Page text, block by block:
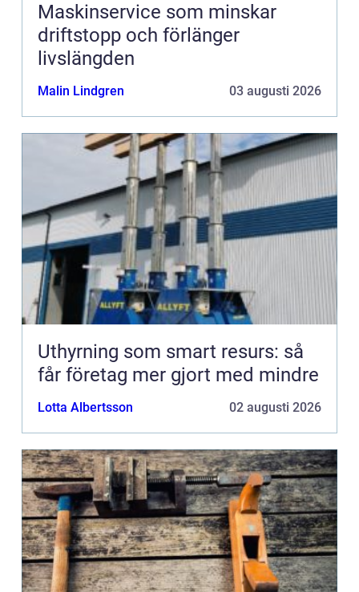
Maskinservice som minskar
driftstopp och förlänger
livslängden
Malin Lindgren 03 augusti 2026
Uthyrning som smart resurs: så
får företag mer gjort med mindre
Lotta Albertsson 02 augusti 2026